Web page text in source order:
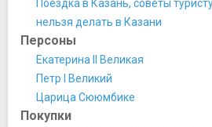
Ресторан Пашмир
Ресторан Перекресток Джаза
Ресторан Ромэйн
Ресторан Татарская Усадьба
Ресторан Твин Пикс
Ресторан Урюк
Поездка в Казань, советы
нельзя делать в Казани
Персоны
Екатерина II Великая
Петр I Великий
Царица Сююмбике
Покупки